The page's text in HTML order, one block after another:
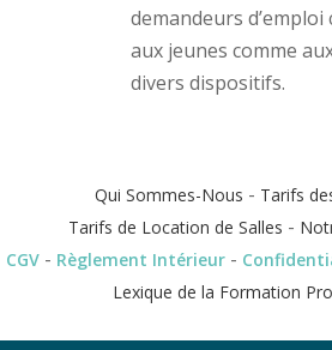
demandeurs
aux jeunes comme
divers dispositifs.
Qui Sommes-Nous - Tarifs
Tarifs de Location de Salles -
CGV - Règlement Intérieur -
Lexique de la Formation